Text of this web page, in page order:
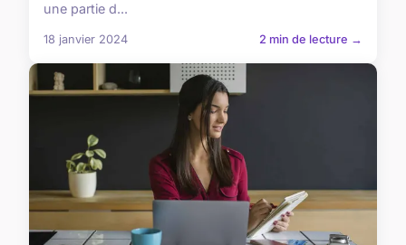
une partie d...
18 janvier 2024 2 min de lecture →